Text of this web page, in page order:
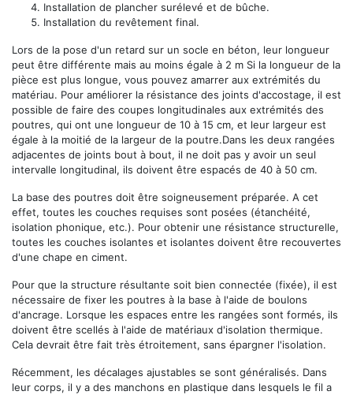
Installation de plancher surélevé et de bûche.
Installation du revêtement final.
Lors de la pose d'un retard sur un socle en béton, leur longueur
peut être différente mais au moins égale à 2 m Si la longueur de la
pièce est plus longue, vous pouvez amarrer aux extrémités du
matériau. Pour améliorer la résistance des joints d'accostage, il est
possible de faire des coupes longitudinales aux extrémités des
poutres, qui ont une longueur de 10 à 15 cm, et leur largeur est
égale à la moitié de la largeur de la poutre.Dans les deux rangées
adjacentes de joints bout à bout, il ne doit pas y avoir un seul
intervalle longitudinal, ils doivent être espacés de 40 à 50 cm.
La base des poutres doit être soigneusement préparée. A cet
effet, toutes les couches requises sont posées (étanchéité,
isolation phonique, etc.). Pour obtenir une résistance structurelle,
toutes les couches isolantes et isolantes doivent être recouvertes
d'une chape en ciment.
Pour que la structure résultante soit bien connectée (fixée), il est
nécessaire de fixer les poutres à la base à l'aide de boulons
d'ancrage. Lorsque les espaces entre les rangées sont formés, ils
doivent être scellés à l'aide de matériaux d'isolation thermique.
Cela devrait être fait très étroitement, sans épargner l'isolation.
Récemment, les décalages ajustables se sont généralisés. Dans
leur corps, il y a des manchons en plastique dans lesquels le fil a